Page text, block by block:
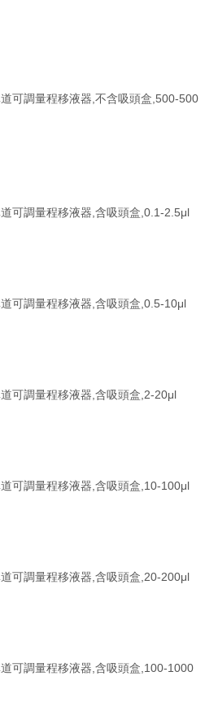
可調量程移液器,不含吸頭盒,500-500
可調量程移液器,含吸頭盒,0.1-2.5μl
可調量程移液器,含吸頭盒,0.5-10μl
可調量程移液器,含吸頭盒,2-20μl
可調量程移液器,含吸頭盒,10-100μl
可調量程移液器,含吸頭盒,20-200μl
可調量程移液器,含吸頭盒,100-1000